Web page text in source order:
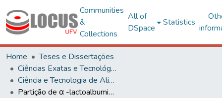
Communities
&
Collections
All of
DSpace
Statistics
Home
Teses e Dissertações
Ciências Exatas e Tecnológicas
Ciência e Tecnologia de Alimentos
Partição de α -lactoalbumina e ß-lactoglobulina por extração no ponto de névoa em sistemas bifásicos contendo copolímeros triblocos